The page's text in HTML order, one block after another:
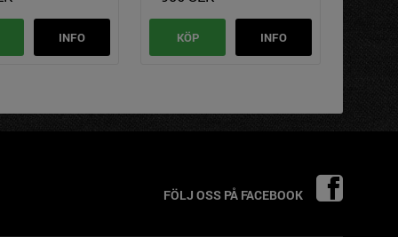
INFO KÖP INFO
FÖLJ OSS PÅ FACEBOOK